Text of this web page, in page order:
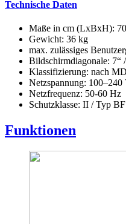
Technische Daten
Maße in cm (LxBxH):
Gewicht: 36 kg
max. zulässiges
Bildschirmdiagonale: 7“
Klassifizierung: nach
Netzspannung:
Netzfrequenz: 50-60 Hz
Schutzklasse: II / Typ BF
Funktionen